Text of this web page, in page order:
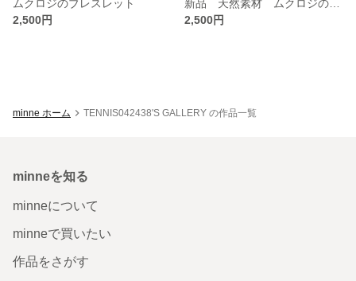
ムクロジのブレスレット
2,500円
2,500円
minne ホーム TENNIS042438'S GALLERY の作品一覧
minneを知る
minneについて
minneで買いたい
作品をさがす